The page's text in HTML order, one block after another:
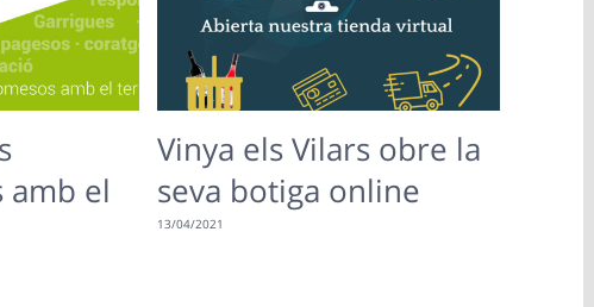
amb el
Vinya els Vilars obre la
seva botiga online
13/04/2021